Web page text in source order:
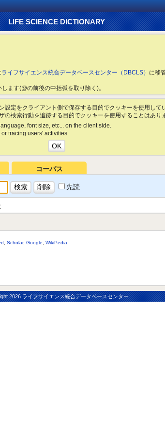
LIFE SCIENCE DICTIONARY
ライフサイエンス統合データベースセンター（DBCLS） に移
ます(@の前後の中括弧を取り除く)。
定をクライアント側で保存する目的でクッキーを使用して
検索行動を追跡する目的でクッキーを使用することはあり
font size, etc... on the client side.
tracing users' activities.
コーパス
先読
Scholar, Google WikiPedia
2026 ライフサイエンス統合データベースセンター